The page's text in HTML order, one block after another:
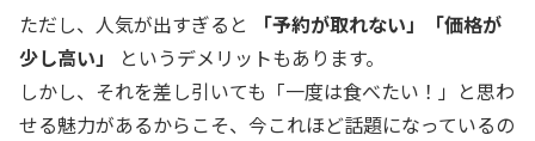
ただし、人気が出すぎると
「予約が取れない」「価格が
少し高い」
というデメリットもあります。
しかし、それを差し引いても「一度は食べたい！」と思わ
せる魅力があるからこそ、今これほど話題になっているの